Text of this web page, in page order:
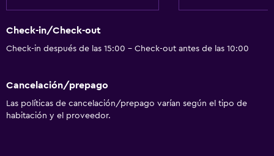
Check-in/Check-out
Check-in después de las 15:00 - Check-out antes de las 10:00
Cancelación/prepago
Las políticas de cancelación/prepago varían según el tipo de
habitación y el proveedor.